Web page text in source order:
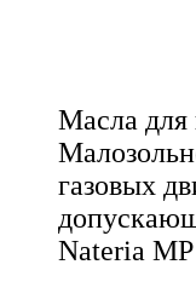
Масла для
газовых
Nateria MP